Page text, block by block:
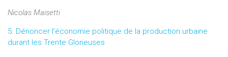
Nicolas Maisetti
5. Dénoncer l’économie politique de la production urbaine
durant les Trente Glorieuses